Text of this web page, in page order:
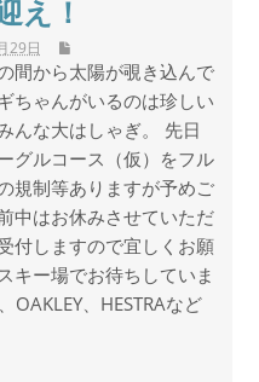
え！
29日
間から太陽が覗き込んで
ちゃんがいるのは珍しい
んな大はしゃぎ。 先日
グルコース（仮）をフル
規制等ありますが予めご
中はお休みさせていただ
付しますので宜しくお願
キー場でお待ちしていま
OAKLEY、HESTRAなど